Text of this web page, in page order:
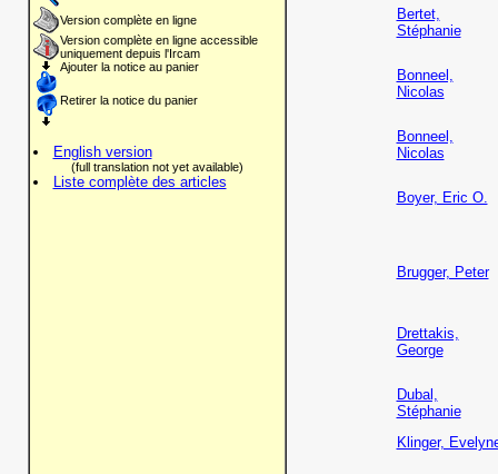
Version complète en ligne
Version complète en ligne accessible
uniquement depuis l'Ircam
Ajouter la notice au panier
Retirer la notice du panier
English version
(full translation not yet available)
Liste complète des articles
Bertet,
Stéphanie
Bonneel,
Nicolas
Bonneel,
Nicolas
Boyer, Eric O.
Brugger, Peter
Drettakis,
George
Dubal,
Stéphanie
Klinger,